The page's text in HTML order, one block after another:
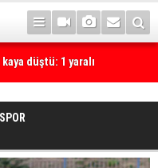
düştü: 1 yaralı